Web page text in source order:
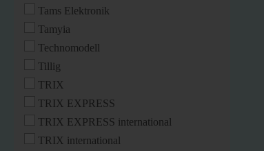
Tams Elektronik
Tamyia
Technomodell
Tillig
TRIX
TRIX EXPRESS
TRIX EXPRESS international
TRIX international